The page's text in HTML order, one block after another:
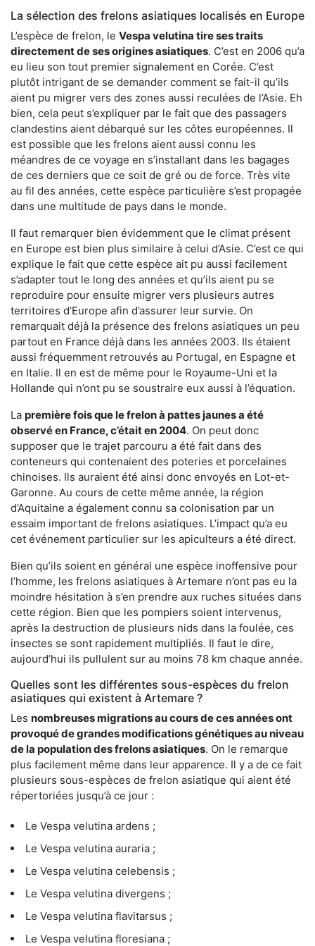
La sélection des frelons asiatiques localisés en Europe
L’espèce de frelon, le Vespa velutina tire ses traits
directement de ses origines asiatiques. C’est en 2006 qu’a
eu lieu son tout premier signalement en Corée. C’est
plutôt intrigant de se demander comment se fait-il qu’ils
aient pu migrer vers des zones aussi reculées de l’Asie. Eh
bien, cela peut s’expliquer par le fait que des passagers
clandestins aient débarqué sur les côtes européennes. Il
est possible que les frelons aient aussi connu les
méandres de ce voyage en s’installant dans les bagages
de ces derniers que ce soit de gré ou de force. Très vite
au fil des années, cette espèce particulière s’est propagée
dans une multitude de pays dans le monde.
Il faut remarquer bien évidemment que le climat présent
en Europe est bien plus similaire à celui d’Asie. C’est ce qui
explique le fait que cette espèce ait pu aussi facilement
s’adapter tout le long des années et qu’ils aient pu se
reproduire pour ensuite migrer vers plusieurs autres
territoires d’Europe afin d’assurer leur survie. On
remarquait déjà la présence des frelons asiatiques un peu
partout en France déjà dans les années 2003. Ils étaient
aussi fréquemment retrouvés au Portugal, en Espagne et
en Italie. Il en est de même pour le Royaume-Uni et la
Hollande qui n’ont pu se soustraire eux aussi à l’équation.
La première fois que le frelon à pattes jaunes a été
observé en France, c’était en 2004. On peut donc
supposer que le trajet parcouru a été fait dans des
conteneurs qui contenaient des poteries et porcelaines
chinoises. Ils auraient été ainsi donc envoyés en Lot-et-
Garonne. Au cours de cette même année, la région
d’Aquitaine a également connu sa colonisation par un
essaim important de frelons asiatiques. L’impact qu’a eu
cet événement particulier sur les apiculteurs a été direct.
Bien qu’ils soient en général une espèce inoffensive pour
l’homme, les frelons asiatiques à Artemare n’ont pas eu la
moindre hésitation à s’en prendre aux ruches situées dans
cette région. Bien que les pompiers soient intervenus,
après la destruction de plusieurs nids dans la foulée, ces
insectes se sont rapidement multipliés. Il faut le dire,
aujourd’hui ils pullulent sur au moins 78 km chaque année.
Quelles sont les différentes sous-espèces du frelon
asiatiques qui existent à Artemare ?
Les nombreuses migrations au cours de ces années ont
provoqué de grandes modifications génétiques au niveau
de la population des frelons asiatiques. On le remarque
plus facilement même dans leur apparence. Il y a de ce fait
plusieurs sous-espèces de frelon asiatique qui aient été
répertoriées jusqu’à ce jour :
Le Vespa velutina ardens ;
Le Vespa velutina auraria ;
Le Vespa velutina celebensis ;
Le Vespa velutina divergens ;
Le Vespa velutina flavitarsus ;
Le Vespa velutina floresiana ;